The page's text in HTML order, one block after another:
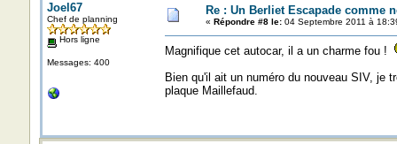
Joel67
Chef de planning
Hors ligne
Messages: 400
Re : Un Berliet Escapade comme
« Répondre #8 le:04 Septembre 2011 à
Magnifique cet autocar, il a un charme fou !
Bien qu'il ait un numéro du nouveau SIV, je
plaque Maillefaud.